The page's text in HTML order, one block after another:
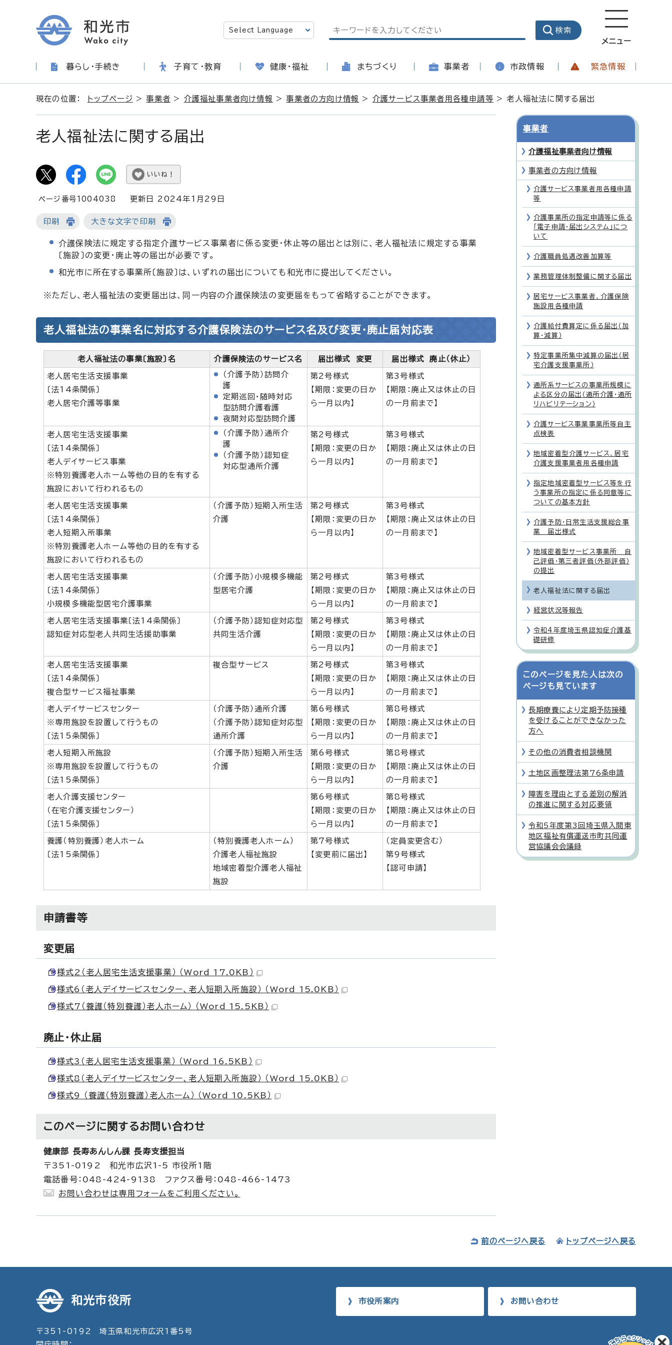
メニュー
暮らし・手続き 子育て・教育 健康・福祉 まちづくり 事業者 市政情報 緊急情報
現在の位置： トップページ >事業者 > 介護福祉事業者向け情報 >事業者の方向け情報 > 介護サービス事業者用各種申請等 > 老人福祉法に関する届出
老人福祉法に関する届出
いいね！
ページ番号1004038 更新日 2024年1月29日
印刷 大きな文字で印刷
介護保険法に規定する指定介護サービス事業者に係る変更・休止等の届出とは別に、老人福祉法に規定する事業
〔施設〕の変更・廃止等の届出が必要です。
和光市に所在する事業所〔施設〕は、いずれの届出についても和光市に提出してください。
※ただし、老人福祉法の変更届出は、同一内容の介護保険法の変更届をもって省略することができます。
老人福祉法の事業名に対応する介護保険法のサービス名及び変更・廃止届対応表
老人福祉法の事業〔施設〕名 介護保険法のサービス名 届出様式 変更 届出様式 廃止（休止）
老人居宅生活支援事業
〔法14条関係〕
老人居宅介護等事業
（介護予防）訪問介
護
定期巡回・随時対応
型訪問介護看護
夜間対応型訪問介護
第2号様式
【期限：変更の日か
ら一月以内】
第3号様式
【期限：廃止又は休止の日
の一月前まで】
老人居宅生活支援事業
〔法14条関係〕
老人デイサービス事業
※特別養護老人ホーム等他の目的を有する
施設において行われるもの
（介護予防）通所介
護
（介護予防）認知症
対応型通所介護
第2号様式
【期限：変更の日か
ら一月以内】
第3号様式
【期限：廃止又は休止の日
の一月前まで】
老人居宅生活支援事業
〔法14条関係〕
老人短期入所事業
※特別養護老人ホーム等他の目的を有する
施設において行われるもの
（介護予防）短期入所生活
介護
第2号様式
【期限：変更の日か
ら一月以内】
第3号様式
【期限：廃止又は休止の日
の一月前まで】
老人居宅生活支援事業
〔法14条関係〕
小規模多機能型居宅介護事業
（介護予防）小規模多機能
型居宅介護
第2号様式
【期限：変更の日か
ら一月以内】
第3号様式
【期限：廃止又は休止の日
の一月前まで】
老人居宅生活支援事業〔法14条関係〕
認知症対応型老人共同生活援助事業
（介護予防）認知症対応型
共同生活介護
第2号様式
【期限：変更の日か
ら一月以内】
第3号様式
【期限：廃止又は休止の日
の一月前まで】
老人居宅生活支援事業
〔法14条関係〕
複合型サービス福祉事業
複合型サービス
第2号様式
【期限：変更の日か
ら一月以内】
第3号様式
【期限：廃止又は休止の日
の一月前まで】
老人デイサービスセンター
※専用施設を設置して行うもの
〔法15条関係〕
（介護予防）通所介護
（介護予防）認知症対応型
通所介護
第6号様式
【期限：変更の日か
ら一月以内】
第8号様式
【期限：廃止又は休止の日
の一月前まで】
老人短期入所施設
※専用施設を設置して行うもの
〔法15条関係〕
（介護予防）短期入所生活
介護
第6号様式
【期限：変更の日か
ら一月以内】
第8号様式
【期限：廃止又は休止の日
の一月前まで】
老人介護支援センター
（在宅介護支援センター）
〔法15条関係〕
第6号様式
【期限：変更の日か
ら一月以内】
第8号様式
【期限：廃止又は休止の日
の一月前まで】
養護（特別養護）老人ホーム
〔法15条関係〕
（特別養護老人ホーム）
介護老人福祉施設
地域密着型介護老人福祉
施設
第7号様式
【変更前に届出】
（定員変更含む）
第9号様式
【認可申請】
申請書等
変更届
様式2（老人居宅生活支援事業） （Word 17.0KB）
様式6（老人デイサービスセンター、老人短期入所施設） （Word 15.0KB）
様式7（養護（特別養護）老人ホーム） （Word 15.5KB）
廃止・休止届
様式3（老人居宅生活支援事業） （Word 16.5KB）
様式8（老人デイサービスセンター、老人短期入所施設） （Word 15.0KB）
様式9 （養護（特別養護）老人ホーム） （Word 10.5KB）
このページに関するお問い合わせ
健康部 長寿あんしん課 長寿支援担当
〒351-0192 和光市広沢1-5 市役所1階
電話番号：048-424-9138 ファクス番号：048-466-1473
お問い合わせは専用フォームをご利用ください。
事業者
介護福祉事業者向け情報
事業者の方向け情報
介護サービス事業者用各種申請
等
介護事業所の指定申請等に係る
「電子申請・届出システム」につ
いて
介護職員処遇改善加算等
業務管理体制整備に関する届出
居宅サービス事業者、介護保険
施設用各種申請
介護給付費算定に係る届出（加
算・減算）
特定事業所集中減算の届出（居
宅介護支援事業所）
通所系サービスの事業所規模に
よる区分の届出（通所介護・通所
リハビリテーション）
介護サービス事業事業所等自主
点検表
地域密着型介護サービス、居宅
介護支援事業者用各種申請
指定地域密着型サービス等を行
う事業所の指定に係る同意等に
ついての基本方針
介護予防・日常生活支援総合事
業 届出様式
地域密着型サービス事業所 自
己評価・第三者評価（外部評価）
の提出
老人福祉法に関する届出
経営状況等報告
令和4年度埼玉県認知症介護基
礎研修
このページを見た人は次の
ページも見ています
長期療養により定期予防接種
を受けることができなかった
方へ
その他の消費者相談機関
土地区画整理法第76条申請
障害を理由とする差別の解消
の推進に関する対応要領
令和5年度第3回埼玉県入間東
地区福祉有償運送市町共同運
営協議会会議録
前のページへ戻る トップページへ戻る
和光市役所
〒351-0192 埼玉県和光市広沢1番5号
市役所案内 お問い合わせ